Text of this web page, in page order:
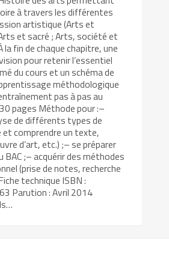
à travers les différentes
artistique (Arts et
et sacré ; Arts, société et
la fin de chaque chapitre, une
pour retenir l’essentiel
du cours et un schéma de
méthodologique
pas à pas au
pages Méthode pour :–
de différents types de
comprendre un texte,
d’art, etc.) ;– se préparer
BAC ;– acquérir des méthodes
(prise de notes, recherche
technique ISBN :
Parution : Avril 2014